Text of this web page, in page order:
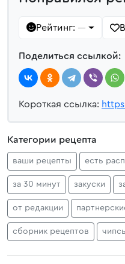
Рейтинг: —
Поделиться ссылкой:
Короткая ссылка:
Категории рецепта
ваши рецепты есть
за 30 минут закуски
от редакции
сборник рецептов